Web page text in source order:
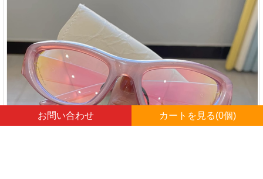
お問い合わせ カートを見る(0個)